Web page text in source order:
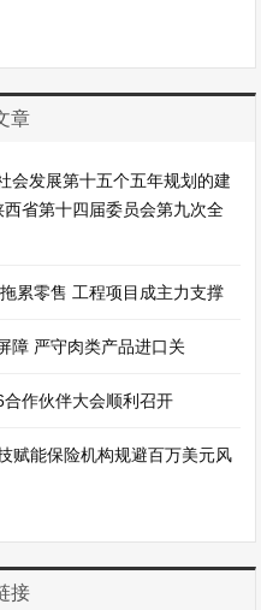
章
会发展第十五个五年规划的建
省第十四届委员会第九次全
累零售 工程项目成主力支撑
障 严守肉类产品进口关
作伙伴大会顺利召开
赋能保险机构规避百万美元风
接